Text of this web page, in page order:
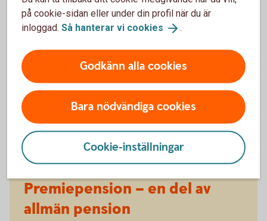
Pensionsrådgivning på kontor - kontaktakontoret
Premiepension – en del av
allmän pension
på cookie-sidan eller under din profil när du är
inloggad. Så hanterar vi cookies .
Godkänn alla cookies
Bara nödvändiga cookies
Cookie-inställningar